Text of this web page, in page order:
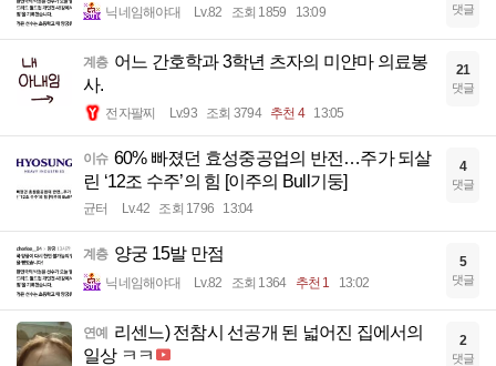
닉네임해야대 Lv.82 조회 1859 13:09 댓글
계층 어느 간호학과 3학년 츠자의 미얀마 의료봉
사.
전자팔찌 Lv.93 조회 3794 추천 4 13:05
21
댓글
이슈 60% 빠졌던 효성중공업의 반전…주가 되살
린 ‘12조 수주’의 힘 [이주의 Bull기둥]
균터 Lv.42 조회 1796 13:04
4
댓글
계층 양궁 15발 만점
닉네임해야대 Lv.82 조회 1364 추천 1 13:02
5
댓글
연예 리센느) 전참시 선공개 된 넓어진 집에서의
일상 ㅋㅋ
2
댓글